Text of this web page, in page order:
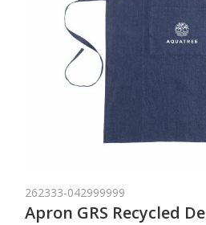
262333-042999999
Apron GRS Recycled